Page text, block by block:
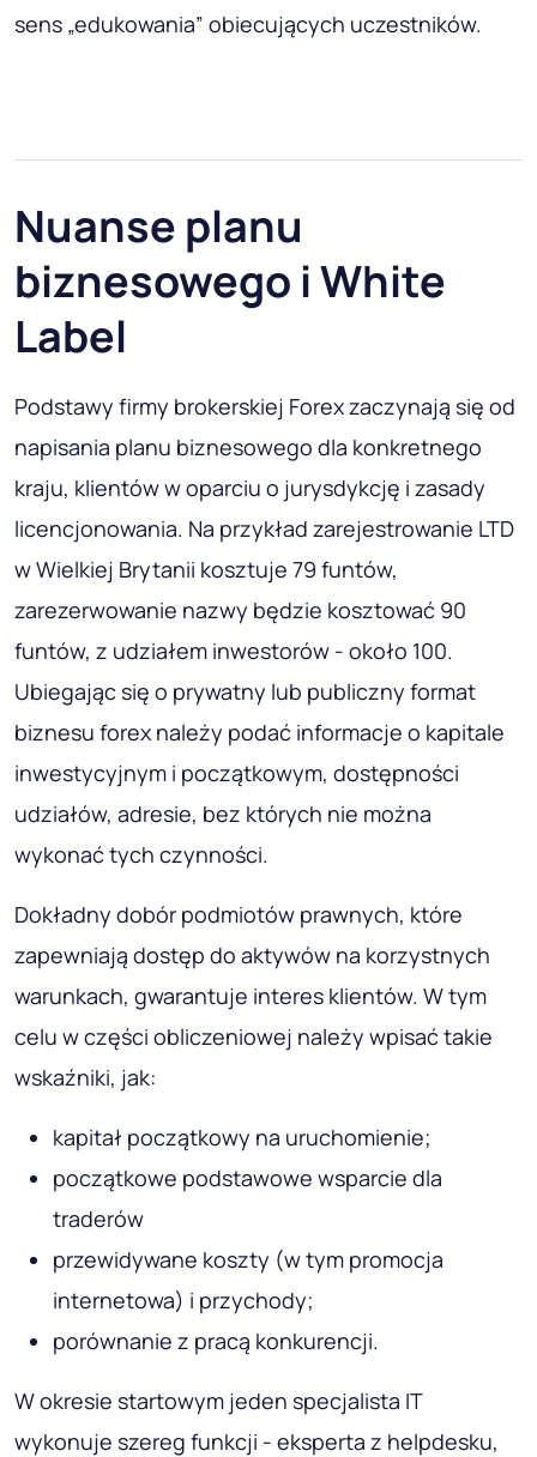
sens „edukowania” obiecujących uczestników.
Nuanse planu
biznesowego i White
Label
Podstawy firmy brokerskiej Forex zaczynają się od
napisania planu biznesowego dla konkretnego
kraju, klientów w oparciu o jurysdykcję i zasady
licencjonowania. Na przykład zarejestrowanie LTD
w Wielkiej Brytanii kosztuje 79 funtów,
zarezerwowanie nazwy będzie kosztować 90
funtów, z udziałem inwestorów - około 100.
Ubiegając się o prywatny lub publiczny format
biznesu forex należy podać informacje o kapitale
inwestycyjnym i początkowym, dostępności
udziałów, adresie, bez których nie można
wykonać tych czynności.
Dokładny dobór podmiotów prawnych, które
zapewniają dostęp do aktywów na korzystnych
warunkach, gwarantuje interes klientów. W tym
celu w części obliczeniowej należy wpisać takie
wskaźniki, jak:
kapitał początkowy na uruchomienie;
początkowe podstawowe wsparcie dla
traderów
przewidywane koszty (w tym promocja
internetowa) i przychody;
porównanie z pracą konkurencji.
W okresie startowym jeden specjalista IT
wykonuje szereg funkcji - eksperta z helpdesku,